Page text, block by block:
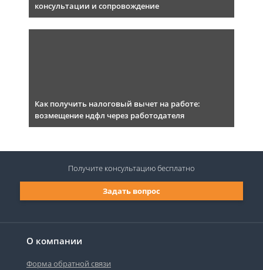
консультации и сопровождение
Как получить налоговый вычет на работе:
возмещение ндфл через работодателя
О компании
Форма обратной связи
Задать вопрос
Получите консультациюбесплатно